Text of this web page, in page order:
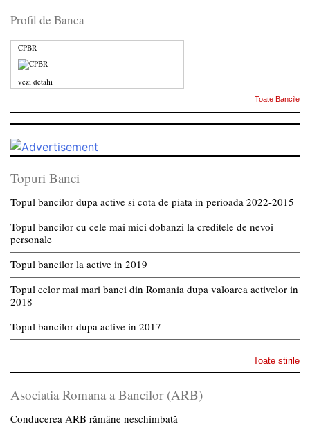
Profil de Banca
CPBR
vezi detalii
Toate Bancile
Topuri Banci
Topul bancilor dupa active si cota de piata in perioada 2022-2015
Topul bancilor cu cele mai mici dobanzi la creditele de nevoi
personale
Topul bancilor la active in 2019
Topul celor mai mari banci din Romania dupa valoarea activelor in
2018
Topul bancilor dupa active in 2017
Toate stirile
Asociatia Romana a Bancilor (ARB)
Conducerea ARB rămâne neschimbată